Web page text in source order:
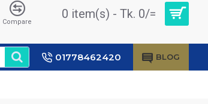
Compare
0 item(s) - Tk. 0/=
01778462420 BLOG